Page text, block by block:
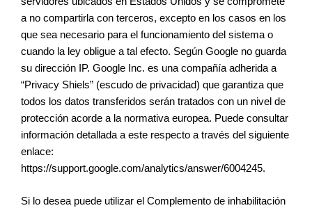
a no compartirla con terceros, excepto en los casos en los
que sea necesario para el funcionamiento del sistema o
cuando la ley obligue a tal efecto. Según Google no guarda
su dirección IP. Google Inc. es una compañía adherida a
“Privacy Shiels” (escudo de privacidad) que garantiza que
todos los datos transferidos serán tratados con un nivel de
protección acorde a la normativa europea. Puede consultar
información detallada a este respecto a través del siguiente
enlace:
https://support.google.com/analytics/answer/6004245.
Si lo desea puede utilizar el Complemento de inhabilitación